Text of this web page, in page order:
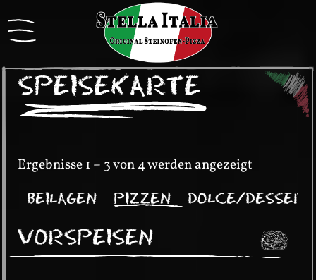
SPEISEKARTE
Ergebnisse 1 – 3 von 4 werden angezeigt
BEILAGEN PIZZEN DOLCE/DESSERT
VORSPEISEN